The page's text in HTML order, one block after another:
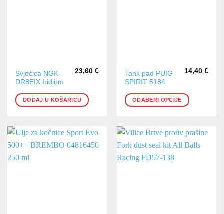
Svjećica NGK
DR8EIX Iridium
23,60 €
DODAJ U KOŠARICU
Tank pad PUIG
SPIRIT 5184
14,40 €
ODABERI OPCIJE
Ovaj
proizvod
ima
više
se
mogu
odabrati